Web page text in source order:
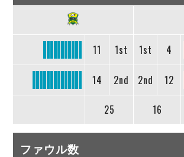
11 1st 1st 4
14 2nd 2nd 12
25 16
ファウル数